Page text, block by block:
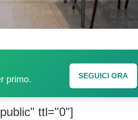
primo.
SEGUICI ORA
ttl="0"]